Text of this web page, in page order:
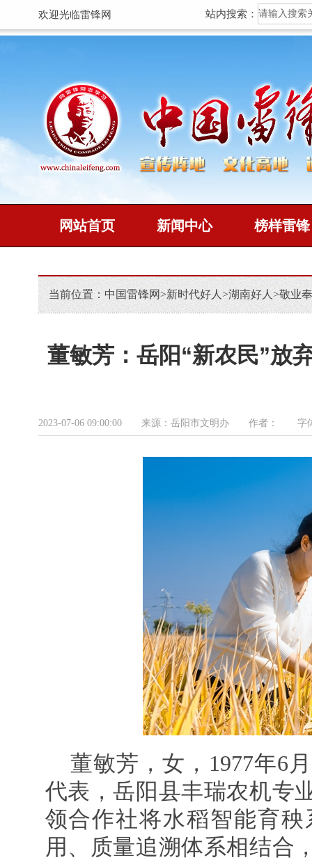
欢迎光临雷锋网 站内搜索：
网站首页 新闻中心 榜样雷锋
当前位置： 中国雷锋网>新时代好人 >湖南好人 >敬业
董敏芳：岳阳“新农民”放
2023-07-06 09:00:00 来源：岳阳市文明办 作者： 字
董敏芳，女，1977年6
代表，岳阳县丰瑞农机专
领合作社将水稻智能育
用、质量追溯体系相结合